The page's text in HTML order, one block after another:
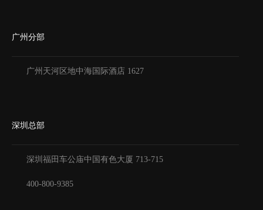
广州分部
广州天河区地中海国际酒店 1627
深圳总部
深圳福田车公庙中国有色大厦 713-715
400-800-9385